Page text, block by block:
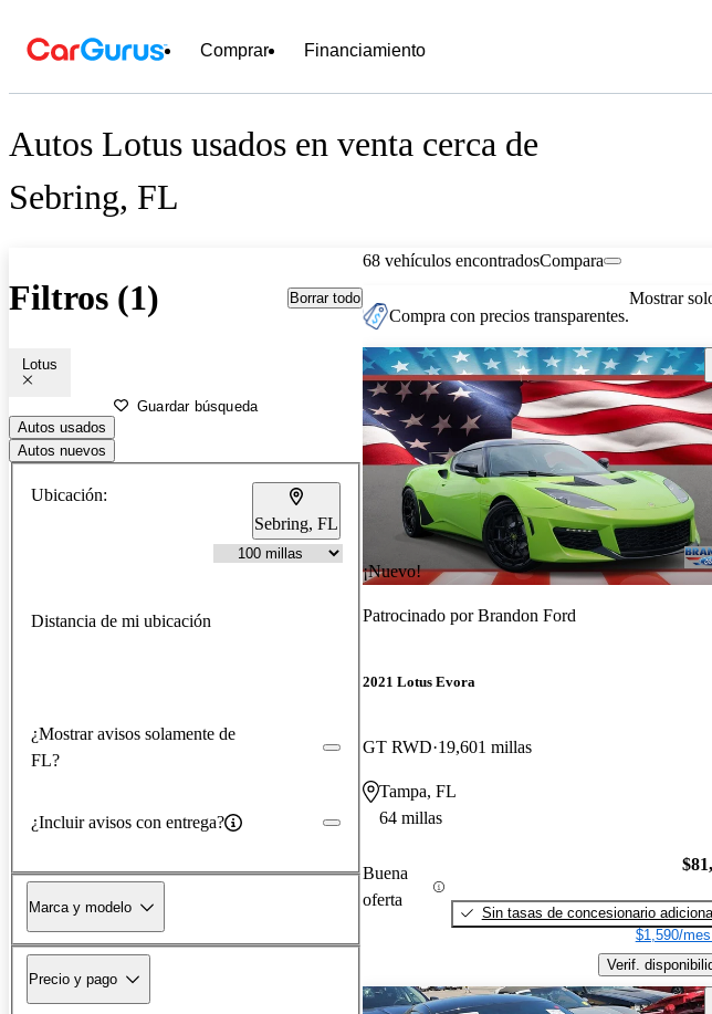
Comprar Financiamiento
Autos Lotus usados en venta cerca de
Sebring, FL
Filtros (1) Borrar todo
Lotus
Guardar búsqueda
Autos usados
Autos nuevos
Ubicación:
Sebring, FL
Distancia de mi ubicación
¿Mostrar avisos solamente de
FL?
¿Incluir avisos con entrega?
Marca y modelo
Precio y pago
68 vehículos encontradosCompara
Compra con precios transparentes.
Mostrar
¡Nuevo!
Patrocinado porBrandon Ford
2021 Lotus Evora
GT RWD 19,601 millas
Tampa, FL
64 millas
Buena
oferta
Sin tasas de concesionario
$1,590/mes
Verif.